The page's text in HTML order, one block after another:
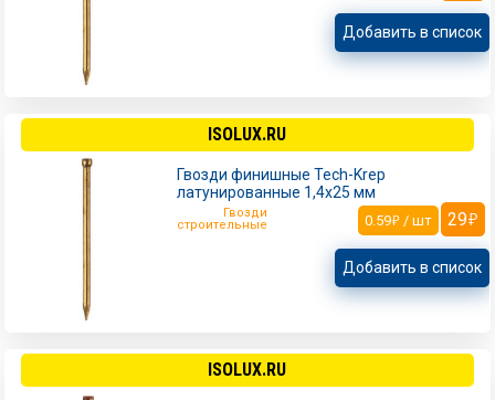
Добавить в список
ISOLUX.RU
Гвозди финишные Tech-Krep
латунированные 1,4х25 мм
Гвозди
строительные
0.59 / шт 29
Добавить в список
ISOLUX.RU